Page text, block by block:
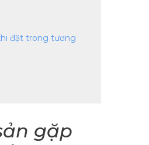
đặt trong tương
gặp